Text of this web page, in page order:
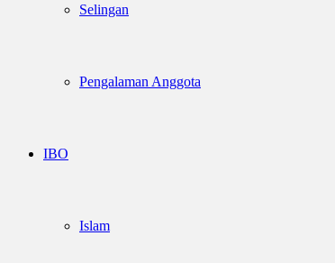
Selingan
Pengalaman Anggota
IBO
Islam